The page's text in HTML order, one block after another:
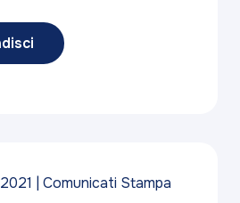
Comunicati Stampa